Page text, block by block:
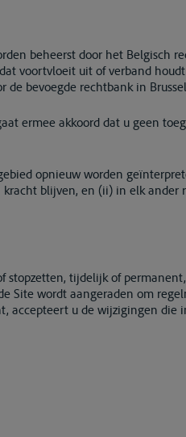
beheerst door het Belgisch
voortvloeit uit of verband
bevoegde rechtbank in
ermee akkoord dat u geen
opnieuw worden
blijven, en (ii) in elk ander
tijdelijk of
Site wordt aangeraden om
accepteert u de wijzigingen die